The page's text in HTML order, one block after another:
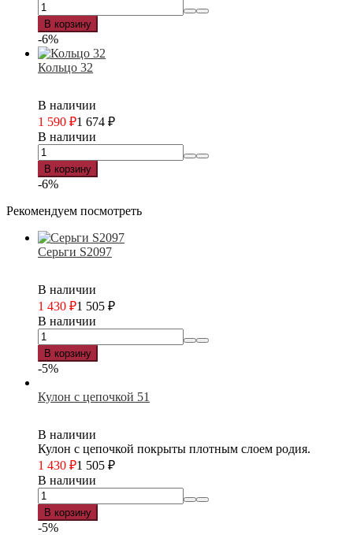
В корзину
-6%
Кольцо 32
В наличии
1 590 ₽1 674 ₽
В наличии
В корзину
-6%
Рекомендуем посмотреть
Серьги S2097
В наличии
1 430 ₽1 505 ₽
В наличии
В корзину
-5%
Кулон с цепочкой 51
В наличии
Кулон с цепочкой покрыты плотным слоем родия.
1 430 ₽1 505 ₽
В наличии
В корзину
-5%